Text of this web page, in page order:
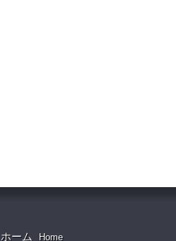
ホーム Home